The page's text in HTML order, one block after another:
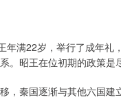
年满22岁，举行了成年礼
。昭王在位初期的政策是
，秦国逐渐与其他六国建